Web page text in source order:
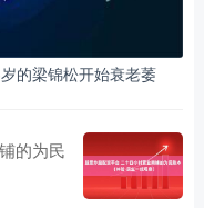
的梁锦松开始衰老萎
的为民